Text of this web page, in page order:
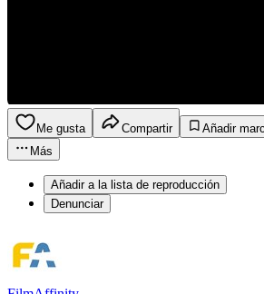
Me gusta Compartir
Añadir
Más
Añadir a la lista de reproducción
Denunciar